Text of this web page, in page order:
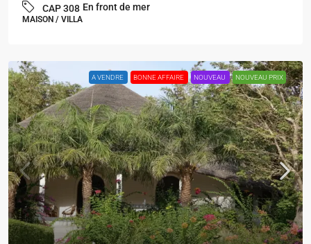
CAP 308 En front de mer
MAISON / VILLA
A VENDRE BONNE AFFAIRE NOUVEAU NOUVEAU PRIX